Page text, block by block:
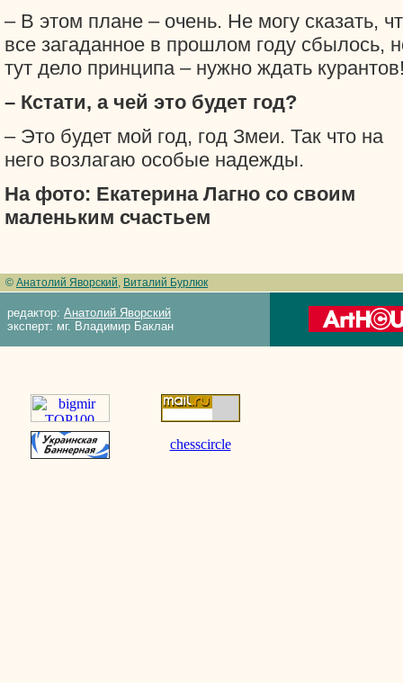
– В этом плане – очень. Не могу сказать,
все загаданное в прошлом году сбылось,
тут дело принципа – нужно ждать
– Кстати, а чей это будет год?
– Это будет мой год, год Змеи. Так что на
него возлагаю особые надежды.
На фото: Екатерина Лагно со своим
маленьким счастьем
© Анатолий Яворский, Виталий Бурлюк
редактор: Анатолий Яворский
эксперт: мг. Владимир Баклан
chesscircle